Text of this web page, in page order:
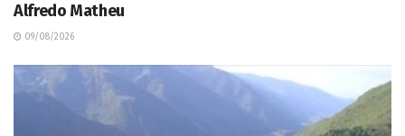
Alfredo Matheu
09/08/2026